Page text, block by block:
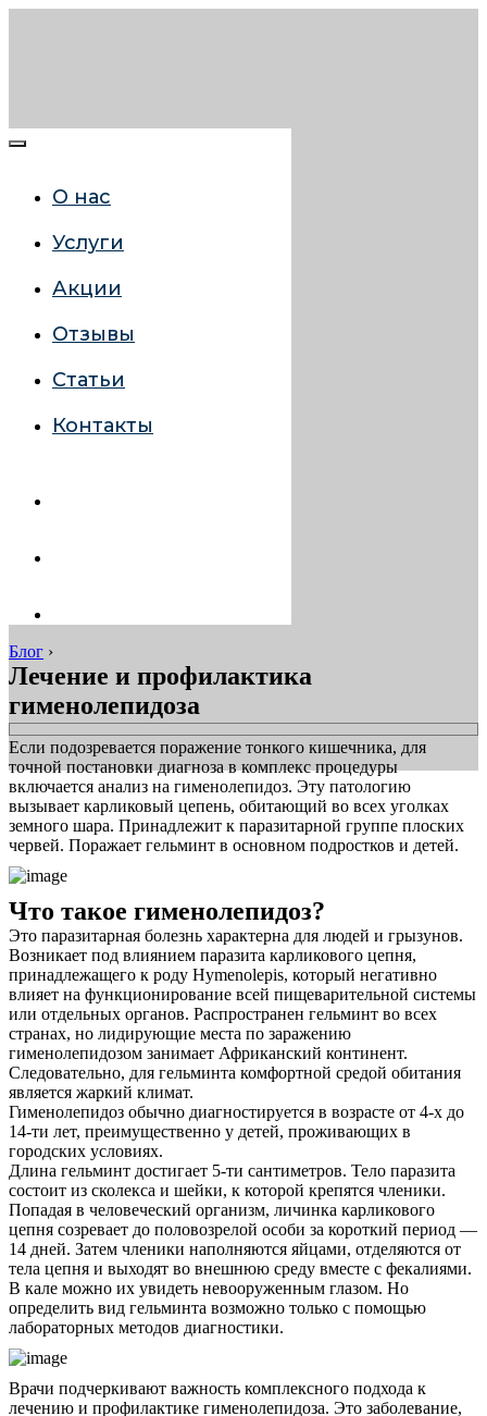
О нас
Услуги
Акции
Отзывы
Статьи
Контакты
Блог ›
Лечение и профилактика
гименолепидоза
Если подозревается поражение тонкого кишечника, для
точной постановки диагноза в комплекс процедуры
включается анализ на гименолепидоз. Эту патологию
вызывает карликовый цепень, обитающий во всех уголках
земного шара. Принадлежит к паразитарной группе плоских
червей. Поражает гельминт в основном подростков и детей.
Что такое гименолепидоз?
Это паразитарная болезнь характерна для людей и грызунов.
Возникает под влиянием паразита карликового цепня,
принадлежащего к роду Hymenolepis, который негативно
влияет на функционирование всей пищеварительной системы
или отдельных органов. Распространен гельминт во всех
странах, но лидирующие места по заражению
гименолепидозом занимает Африканский континент.
Следовательно, для гельминта комфортной средой обитания
является жаркий климат.
Гименолепидоз обычно диагностируется в возрасте от 4-х до
14-ти лет, преимущественно у детей, проживающих в
городских условиях.
Длина гельминт достигает 5-ти сантиметров. Тело паразита
состоит из сколекса и шейки, к которой крепятся членики.
Попадая в человеческий организм, личинка карликового
цепня созревает до половозрелой особи за короткий период —
14 дней. Затем членики наполняются яйцами, отделяются от
тела цепня и выходят во внешнюю среду вместе с фекалиями.
В кале можно их увидеть невооруженным глазом. Но
определить вид гельминта возможно только с помощью
лабораторных методов диагностики.
Врачи подчеркивают важность комплексного подхода к
лечению и профилактике гименолепидоза. Это заболевание,